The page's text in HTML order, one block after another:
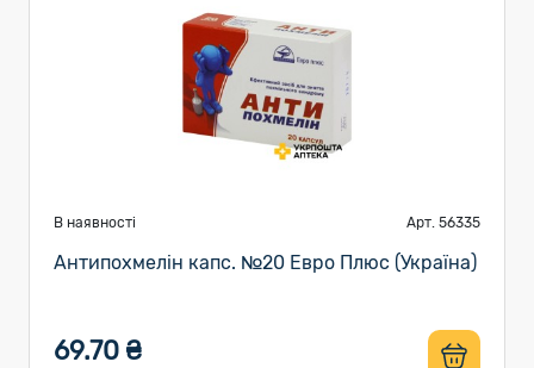
В наявності Арт. 56335
Антипохмелін капс. №20 Евро Плюс (Україна)
69.70 ₴